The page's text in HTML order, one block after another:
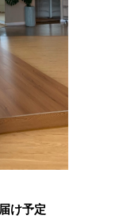
け予定